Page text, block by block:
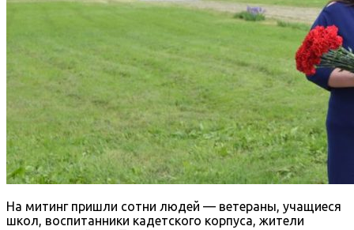
На митинг пришли сотни людей — ветераны, учащиеся
школ, воспитанники кадетского корпуса, жители